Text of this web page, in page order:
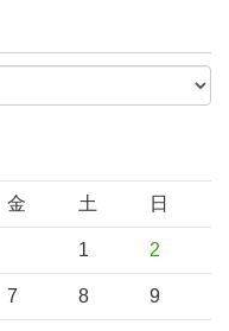
金 土 日
1 2
7 8 9